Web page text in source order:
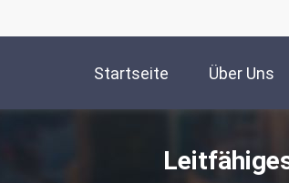
Startseite Über Uns